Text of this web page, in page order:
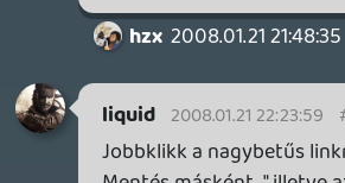
a Lari kapcsán érdemes nézni a legújabb